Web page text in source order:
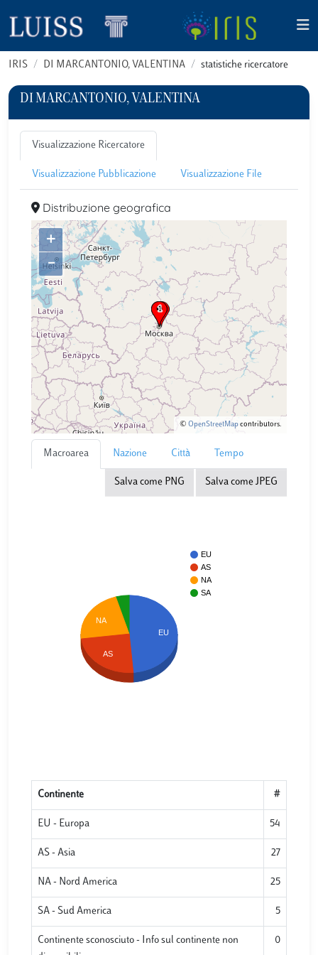
IRIS DI MARCANTONIO, VALENTINA statistiche ricercatore
DI MARCANTONIO, VALENTINA
Visualizzazione Ricercatore
Visualizzazione Pubblicazione Visualizzazione File
Distribuzione geografica
+
–
© OpenStreetMapcontributors.
Macroarea Nazione Città Tempo
Salva come PNG Salva come JPEG
EU
AS
NA
SA
EU
NA
AS
Continente #
EU - Europa 54
AS - Asia 27
NA - Nord America 25
SA - Sud America 5
Continente sconosciuto - Info sul continente non
0